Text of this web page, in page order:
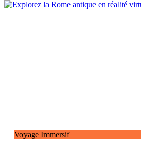
Voyage Immersif